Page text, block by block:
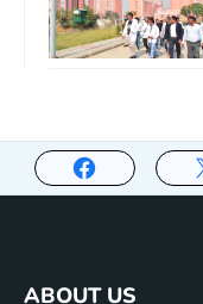
ABOUT US